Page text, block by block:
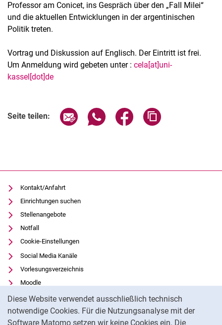
Diese Website verwendet ausschließlich technisch
notwendige Cookies. Für die Nutzungsanalyse mit der
Software Matomo setzen wir keine Cookies ein. Die
Professor am Conicet, ins Gespräch über den „Fall Milei“
und die aktuellen Entwicklungen in der argentinischen
Politik treten.
Vortrag und Diskussion auf Englisch. Der Eintritt ist frei.
Um Anmeldung wird gebeten unter : cela[at]uni-
kassel[dot]de
Seite teilen: Seite über E-Mail teilen
Seite über WhatsApp teilen
Seite über Facebook
Kontakt/Anfahrt
Einrichtungen suchen
Stellenangebote
Notfall
Cookie-Einstellungen
Social Media Kanäle
Vorlesungsverzeichnis
Moodle
Panopto
Universitätsbibliothek